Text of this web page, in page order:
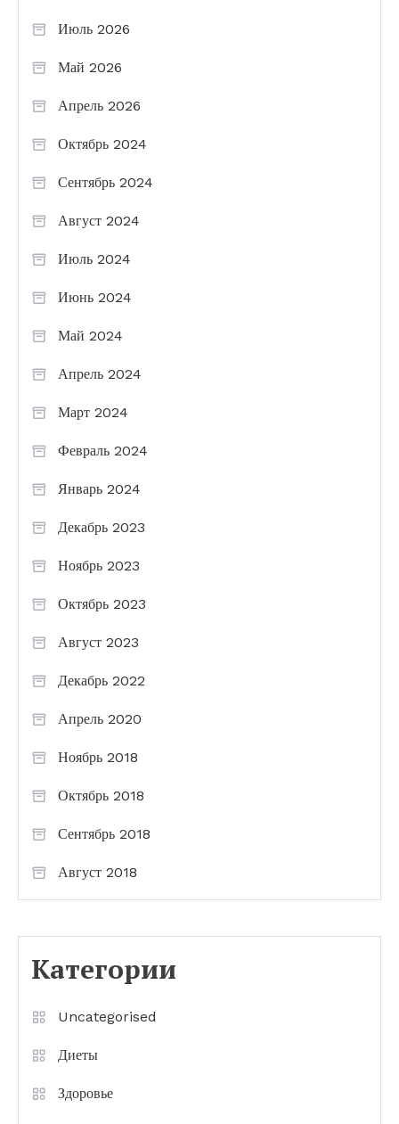
Июль 2026
Май 2026
Апрель 2026
Октябрь 2024
Сентябрь 2024
Август 2024
Июль 2024
Июнь 2024
Май 2024
Апрель 2024
Март 2024
Февраль 2024
Январь 2024
Декабрь 2023
Ноябрь 2023
Октябрь 2023
Август 2023
Декабрь 2022
Апрель 2020
Ноябрь 2018
Октябрь 2018
Сентябрь 2018
Август 2018
Категории
Uncategorised
Диеты
Здоровье